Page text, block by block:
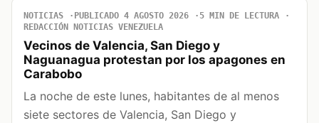
NOTICIAS PUBLICADO 4 AGOSTO 2026
5 MIN DE LECTURA
REDACCIÓN NOTICIAS VENEZUELA
Vecinos de Valencia, San Diego y
Naguanagua protestan por los apagones en
Carabobo
La noche de este lunes, habitantes de al menos
siete sectores de Valencia, San Diego y